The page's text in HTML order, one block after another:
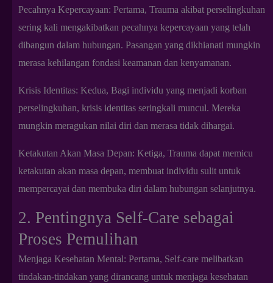
Pecahnya Kepercayaan: Pertama, Trauma akibat perselingkuhan
sering kali mengakibatkan pecahnya kepercayaan yang telah
dibangun dalam hubungan. Pasangan yang dikhianati mungkin
merasa kehilangan fondasi keamanan dan kenyamanan.
Krisis Identitas: Kedua, Bagi individu yang menjadi korban
perselingkuhan, krisis identitas seringkali muncul. Mereka
mungkin meragukan nilai diri dan merasa tidak dihargai.
Ketakutan Akan Masa Depan: Ketiga, Trauma dapat memicu
ketakutan akan masa depan, membuat individu sulit untuk
mempercayai dan membuka diri dalam hubungan selanjutnya.
2. Pentingnya Self-Care sebagai
Proses Pemulihan
Menjaga Kesehatan Mental: Pertama, Self-care melibatkan
tindakan-tindakan yang dirancang untuk menjaga kesehatan